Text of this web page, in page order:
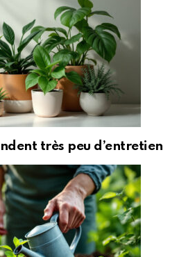
très peu d’entretien